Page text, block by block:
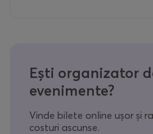
Ești organizator
evenimente?
Vinde bilete online ușor și
costuri ascunse.